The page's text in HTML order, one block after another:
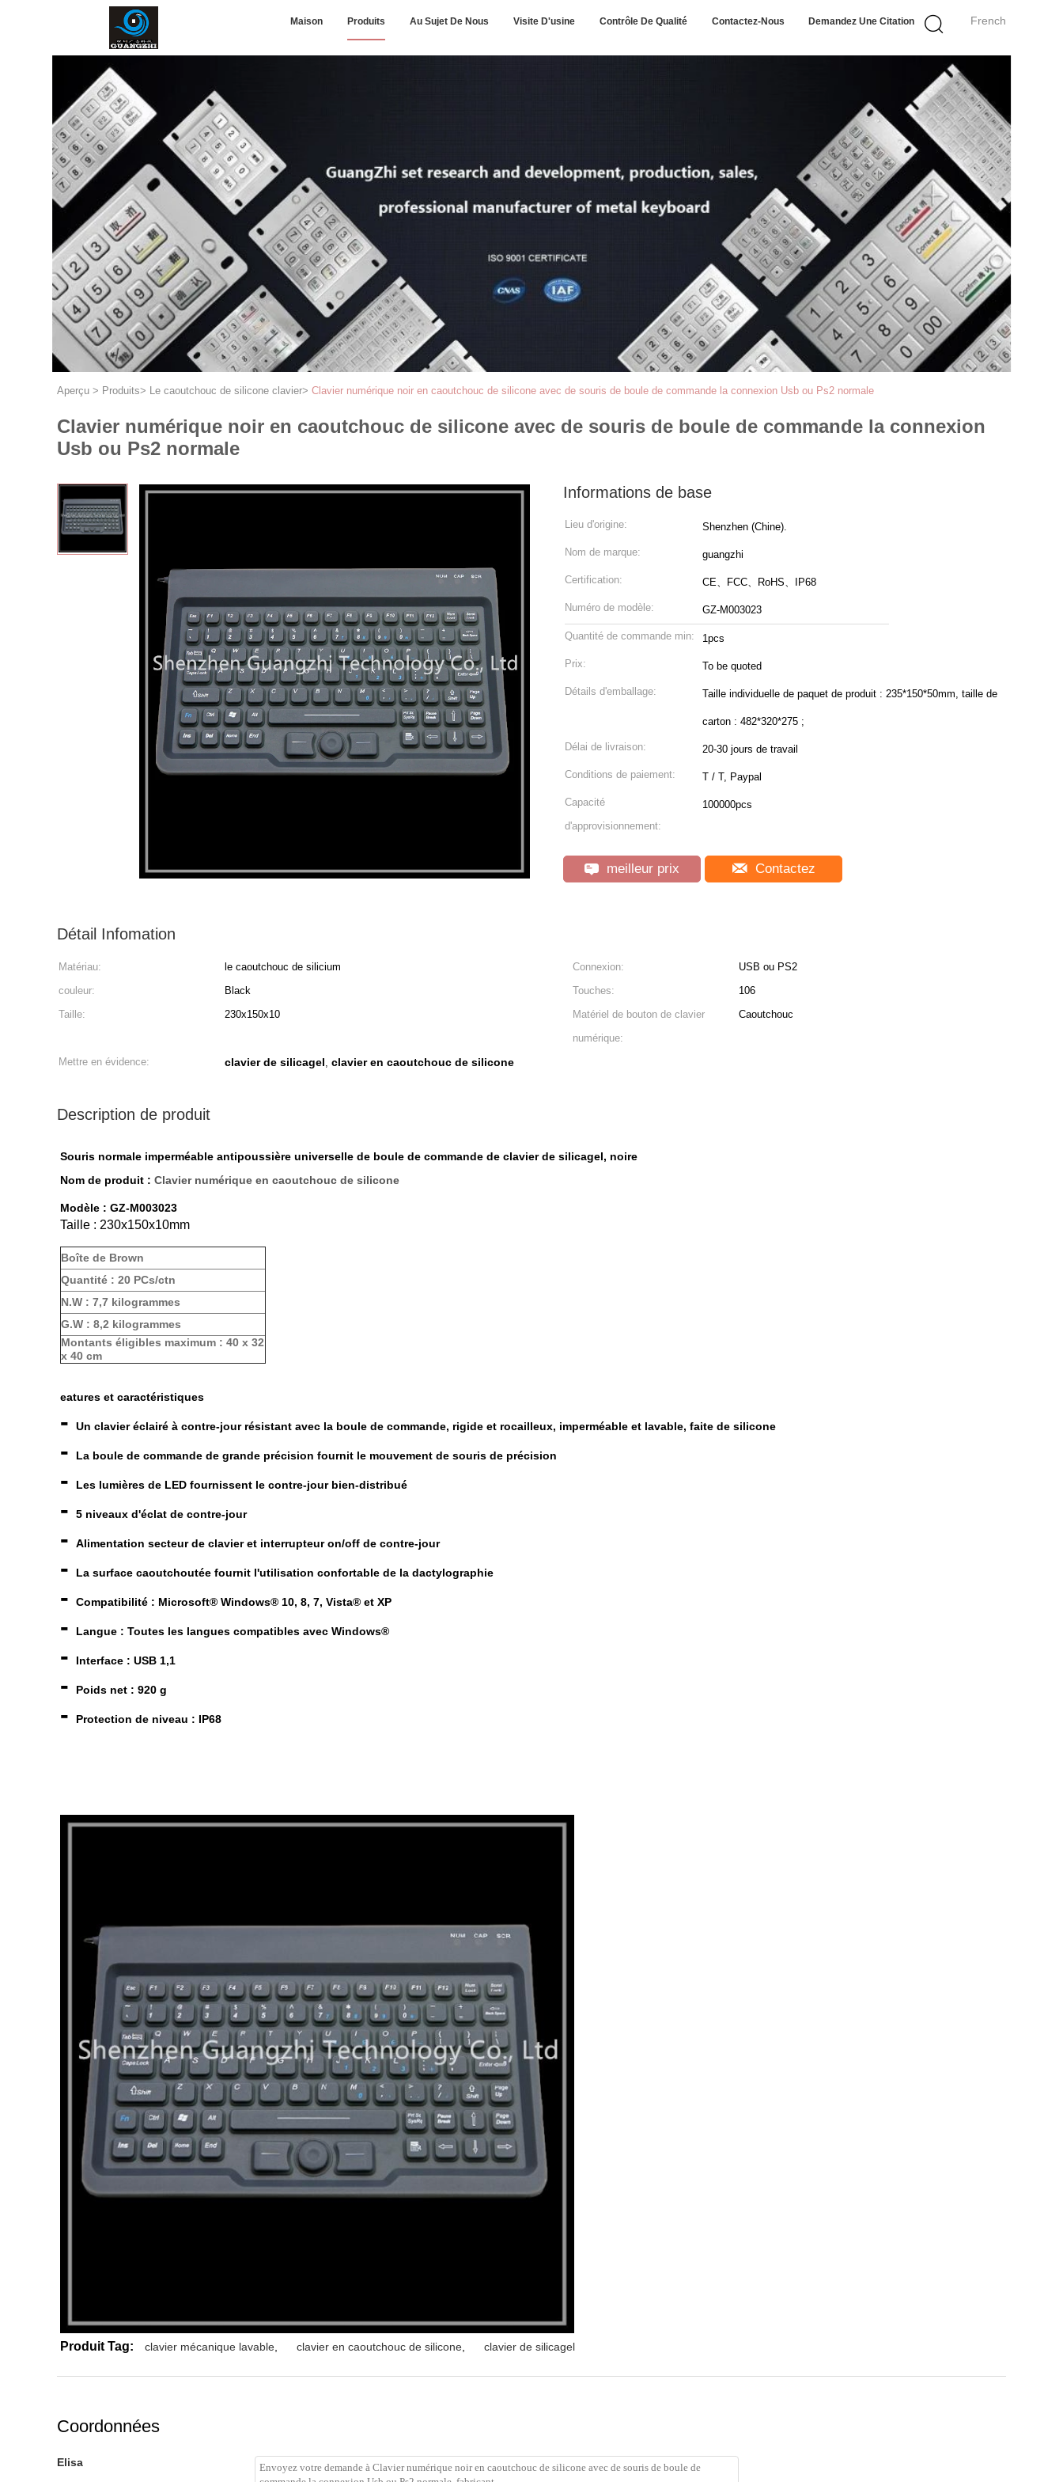
French
Maison Produits Au Sujet De Nous Visite D'usine Contrôle De Qualité Contactez-Nous Demandez Une Citation
Aperçu > Produits> Le caoutchouc de silicone clavier> Clavier numérique noir en caoutchouc de silicone avec de souris de boule de commande la connexion Usb ou Ps2 normale
Clavier numérique noir en caoutchouc de silicone avec de souris de boule de commande la connexion
Usb ou Ps2 normale
Informations de base
Lieu d'origine: Shenzhen (Chine).
Nom de marque: guangzhi
Certification: CE、FCC、RoHS、IP68
Numéro de modèle: GZ-M003023
Quantité de commande min: 1pcs
Prix: To be quoted
Détails d'emballage: Taille individuelle de paquet de produit : 235*150*50mm, taille de
carton : 482*320*275 ;
Délai de livraison: 20-30 jours de travail
Conditions de paiement: T / T, Paypal
Capacité
d'approvisionnement:
100000pcs
meilleur prix Contactez
Détail Infomation
Matériau: le caoutchouc de silicium Connexion:
USB ou PS2
couleur:
Black Touches:
106
Taille:
230x150x10
Matériel de bouton de clavier
numérique:
Caoutchouc
Mettre en évidence: clavier de silicagel, clavier en caoutchouc de silicone
Description de produit
Souris normale imperméable antipoussière universelle de boule de commande de clavier de silicagel, noire
Nom de produit : Clavier numérique en caoutchouc de silicone
Modèle : GZ-M003023
Taille : 230x150x10mm
Boîte de Brown
Quantité : 20 PCs/ctn
N.W : 7,7 kilogrammes
G.W : 8,2 kilogrammes
Montants éligibles maximum : 40 x 32
x 40 cm
eatures et caractéristiques
- Un clavier éclairé à contre-jour résistant avec la boule de commande, rigide et rocailleux, imperméable et lavable, faite de silicone
- La boule de commande de grande précision fournit le mouvement de souris de précision
- Les lumières de LED fournissent le contre-jour bien-distribué
- 5 niveaux d'éclat de contre-jour
- Alimentation secteur de clavier et interrupteur on/off de contre-jour
- La surface caoutchoutée fournit l'utilisation confortable de la dactylographie
- Compatibilité : Microsoft® Windows® 10, 8, 7, Vista® et XP
- Langue : Toutes les langues compatibles avec Windows®
- Interface : USB 1,1
- Poids net : 920 g
- Protection de niveau : IP68
Produit Tag: clavier mécanique lavable clavier en caoutchouc de silicone clavier de silicagel
Coordonnées
Elisa